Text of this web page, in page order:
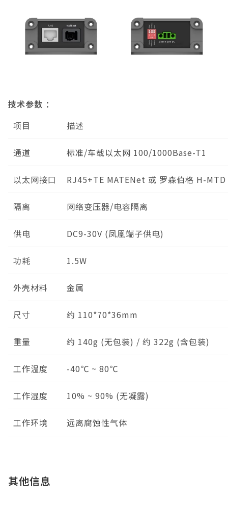
技术参数 ：
项目
描述
通道 标准/车载以太网 100/1000Base-T1
以太网接口 RJ45+TE MATENet 或 罗森伯格 H-MTD
隔离 网络变压器/电容隔离
供电 DC9-30V (凤凰端子供电)
功耗 1.5W
外壳材料 金属
尺寸 约 110*70*36mm
重量 约 140g (无包装) / 约 322g (含包装)
工作温度 -40℃ ~ 80℃
工作湿度 10% ~ 90% (无凝露)
工作环境 远离腐蚀性气体
其他信息